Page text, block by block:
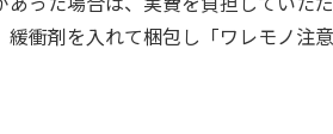
衝剤を入れて梱包し「ワレモノ注